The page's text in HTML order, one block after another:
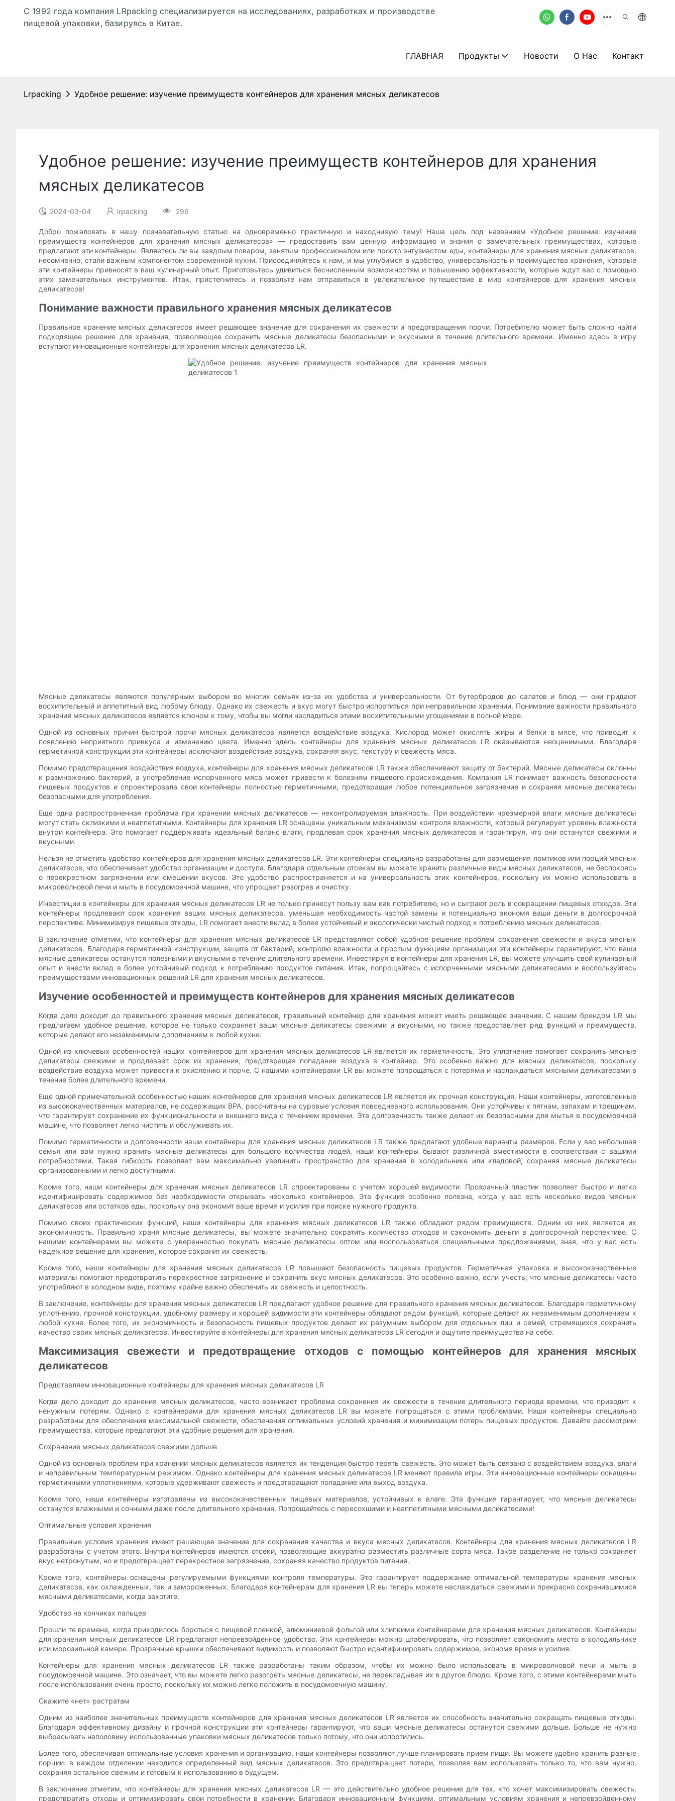
С 1992 года компания LRpacking специализируется на исследованиях, разработках и производстве
пищевой упаковки, базируясь в Китае.
ГЛАВНАЯ Продукты Новости О Нас Контакт
Lrpacking Удобное решение: изучение преимуществ контейнеров для хранения мясных деликатесов
Удобное решение: изучение преимуществ контейнеров для хранения
мясных деликатесов
2024-03-04 lrpacking 296
Добро пожаловать в нашу познавательную статью на одновременно практичную и находчивую тему! Наша цель под названием «Удобное решение: изучение
преимуществ контейнеров для хранения мясных деликатесов» — предоставить вам ценную информацию и знания о замечательных преимуществах, которые
предлагают эти контейнеры. Являетесь ли вы заядлым поваром, занятым профессионалом или просто энтузиастом еды, контейнеры для хранения мясных деликатесов,
несомненно, стали важным компонентом современной кухни. Присоединяйтесь к нам, и мы углубимся в удобство, универсальность и преимущества хранения, которые
эти контейнеры привносят в ваш кулинарный опыт. Приготовьтесь удивиться бесчисленным возможностям и повышению эффективности, которые ждут вас с помощью
этих замечательных инструментов. Итак, пристегнитесь и позвольте нам отправиться в увлекательное путешествие в мир контейнеров для хранения мясных
деликатесов!
Понимание важности правильного хранения мясных деликатесов
Правильное хранение мясных деликатесов имеет решающее значение для сохранения их свежести и предотвращения порчи. Потребителю может быть сложно найти
подходящее решение для хранения, позволяющее сохранить мясные деликатесы безопасными и вкусными в течение длительного времени. Именно здесь в игру
вступают инновационные контейнеры для хранения мясных деликатесов LR.
Мясные деликатесы являются популярным выбором во многих семьях из-за их удобства и универсальности. От бутербродов до салатов и блюд — они придают
восхитительный и аппетитный вид любому блюду. Однако их свежесть и вкус могут быстро испортиться при неправильном хранении. Понимание важности правильного
хранения мясных деликатесов является ключом к тому, чтобы вы могли насладиться этими восхитительными угощениями в полной мере.
Одной из основных причин быстрой порчи мясных деликатесов является воздействие воздуха. Кислород может окислять жиры и белки в мясе, что приводит к
появлению неприятного привкуса и изменению цвета. Именно здесь контейнеры для хранения мясных деликатесов LR оказываются неоценимыми. Благодаря
герметичной конструкции эти контейнеры исключают воздействие воздуха, сохраняя вкус, текстуру и свежесть мяса.
Помимо предотвращения воздействия воздуха, контейнеры для хранения мясных деликатесов LR также обеспечивают защиту от бактерий. Мясные деликатесы склонны
к размножению бактерий, а употребление испорченного мяса может привести к болезням пищевого происхождения. Компания LR понимает важность безопасности
пищевых продуктов и спроектировала свои контейнеры полностью герметичными, предотвращая любое потенциальное загрязнение и сохраняя мясные деликатесы
безопасными для употребления.
Еще одна распространенная проблема при хранении мясных деликатесов — неконтролируемая влажность. При воздействии чрезмерной влаги мясные деликатесы
могут стать склизкими и неаппетитными. Контейнеры для хранения LR оснащены уникальным механизмом контроля влажности, который регулирует уровень влажности
внутри контейнера. Это помогает поддерживать идеальный баланс влаги, продлевая срок хранения мясных деликатесов и гарантируя, что они останутся свежими и
вкусными.
Нельзя не отметить удобство контейнеров для хранения мясных деликатесов LR. Эти контейнеры специально разработаны для размещения ломтиков или порций мясных
деликатесов, что обеспечивает удобство организации и доступа. Благодаря отдельным отсекам вы можете хранить различные виды мясных деликатесов, не беспокоясь
о перекрестном загрязнении или смешении вкусов. Это удобство распространяется и на универсальность этих контейнеров, поскольку их можно использовать в
микроволновой печи и мыть в посудомоечной машине, что упрощает разогрев и очистку.
Инвестиции в контейнеры для хранения мясных деликатесов LR не только принесут пользу вам как потребителю, но и сыграют роль в сокращении пищевых отходов. Эти
контейнеры продлевают срок хранения ваших мясных деликатесов, уменьшая необходимость частой замены и потенциально экономя ваши деньги в долгосрочной
перспективе. Минимизируя пищевые отходы, LR помогает внести вклад в более устойчивый и экологически чистый подход к потреблению мясных деликатесов.
В заключение отметим, что контейнеры для хранения мясных деликатесов LR представляют собой удобное решение проблем сохранения свежести и вкуса мясных
деликатесов. Благодаря герметичной конструкции, защите от бактерий, контролю влажности и простым функциям организации эти контейнеры гарантируют, что ваши
мясные деликатесы останутся полезными и вкусными в течение длительного времени. Инвестируя в контейнеры для хранения LR, вы можете улучшить свой кулинарный
опыт и внести вклад в более устойчивый подход к потреблению продуктов питания. Итак, попрощайтесь с испорченными мясными деликатесами и воспользуйтесь
преимуществами инновационных решений LR для хранения мясных деликатесов.
Изучение особенностей и преимуществ контейнеров для хранения мясных деликатесов
Когда дело доходит до правильного хранения мясных деликатесов, правильный контейнер для хранения может иметь решающее значение. С нашим брендом LR мы
предлагаем удобное решение, которое не только сохраняет ваши мясные деликатесы свежими и вкусными, но также предоставляет ряд функций и преимуществ,
которые делают его незаменимым дополнением к любой кухне.
Одной из ключевых особенностей наших контейнеров для хранения мясных деликатесов LR является их герметичность. Это уплотнение помогает сохранить мясные
деликатесы свежими и продлевает срок их хранения, предотвращая попадание воздуха в контейнер. Это особенно важно для мясных деликатесов, поскольку
воздействие воздуха может привести к окислению и порче. С нашими контейнерами LR вы можете попрощаться с потерями и наслаждаться мясными деликатесами в
течение более длительного времени.
Еще одной примечательной особенностью наших контейнеров для хранения мясных деликатесов LR является их прочная конструкция. Наши контейнеры, изготовленные
из высококачественных материалов, не содержащих BPA, рассчитаны на суровые условия повседневного использования. Они устойчивы к пятнам, запахам и трещинам,
что гарантирует сохранение их функциональности и внешнего вида с течением времени. Эта долговечность также делает их безопасными для мытья в посудомоечной
машине, что позволяет легко чистить и обслуживать их.
Помимо герметичности и долговечности наши контейнеры для хранения мясных деликатесов LR также предлагают удобные варианты размеров. Если у вас небольшая
семья или вам нужно хранить мясные деликатесы для большого количества людей, наши контейнеры бывают различной вместимости в соответствии с вашими
потребностями. Такая гибкость позволяет вам максимально увеличить пространство для хранения в холодильнике или кладовой, сохраняя мясные деликатесы
организованными и легко доступными.
Кроме того, наши контейнеры для хранения мясных деликатесов LR спроектированы с учетом хорошей видимости. Прозрачный пластик позволяет быстро и легко
идентифицировать содержимое без необходимости открывать несколько контейнеров. Эта функция особенно полезна, когда у вас есть несколько видов мясных
деликатесов или остатков еды, поскольку она экономит ваше время и усилия при поиске нужного продукта.
Помимо своих практических функций, наши контейнеры для хранения мясных деликатесов LR также обладают рядом преимуществ. Одним из них является их
экономичность. Правильно храня мясные деликатесы, вы можете значительно сократить количество отходов и сэкономить деньги в долгосрочной перспективе. С
нашими контейнерами вы можете с уверенностью покупать мясные деликатесы оптом или воспользоваться специальными предложениями, зная, что у вас есть
надежное решение для хранения, которое сохранит их свежесть.
Кроме того, наши контейнеры для хранения мясных деликатесов LR повышают безопасность пищевых продуктов. Герметичная упаковка и высококачественные
материалы помогают предотвратить перекрестное загрязнение и сохранить вкус мясных деликатесов. Это особенно важно, если учесть, что мясные деликатесы часто
употребляют в холодном виде, поэтому крайне важно обеспечить их свежесть и целостность.
В заключение, контейнеры для хранения мясных деликатесов LR предлагают удобное решение для правильного хранения мясных деликатесов. Благодаря герметичному
уплотнению, прочной конструкции, удобному размеру и хорошей видимости эти контейнеры обладают рядом функций, которые делают их незаменимым дополнением к
любой кухне. Более того, их экономичность и безопасность пищевых продуктов делают их разумным выбором для отдельных лиц и семей, стремящихся сохранить
качество своих мясных деликатесов. Инвестируйте в контейнеры для хранения мясных деликатесов LR сегодня и ощутите преимущества на себе.
Максимизация свежести и предотвращение отходов с помощью контейнеров для хранения мясных
деликатесов
Представляем инновационные контейнеры для хранения мясных деликатесов LR
Когда дело доходит до хранения мясных деликатесов, часто возникает проблема сохранения их свежести в течение длительного периода времени, что приводит к
ненужным потерям. Однако с контейнерами для хранения мясных деликатесов LR вы можете попрощаться с этими проблемами. Наши контейнеры специально
разработаны для обеспечения максимальной свежести, обеспечения оптимальных условий хранения и минимизации потерь пищевых продуктов. Давайте рассмотрим
преимущества, которые предлагают эти удобные решения для хранения.
Сохранение мясных деликатесов свежими дольше
Одной из основных проблем при хранении мясных деликатесов является их тенденция быстро терять свежесть. Это может быть связано с воздействием воздуха, влаги
и неправильным температурным режимом. Однако контейнеры для хранения мясных деликатесов LR меняют правила игры. Эти инновационные контейнеры оснащены
герметичными уплотнениями, которые удерживают свежесть и предотвращают попадание или выход воздуха.
Кроме того, наши контейнеры изготовлены из высококачественных пищевых материалов, устойчивых к влаге. Эта функция гарантирует, что мясные деликатесы
останутся влажными и сочными даже после длительного хранения. Попрощайтесь с пересохшими и неаппетитными мясными деликатесами!
Оптимальные условия хранения
Правильные условия хранения имеют решающее значение для сохранения качества и вкуса мясных деликатесов. Контейнеры для хранения мясных деликатесов LR
разработаны с учетом этого. Внутри контейнеров имеются отсеки, позволяющие аккуратно разместить различные сорта мяса. Такое разделение не только сохраняет
вкус нетронутым, но и предотвращает перекрестное загрязнение, сохраняя качество продуктов питания.
Кроме того, контейнеры оснащены регулируемыми функциями контроля температуры. Это гарантирует поддержание оптимальной температуры хранения мясных
деликатесов, как охлажденных, так и замороженных. Благодаря контейнерам для хранения LR вы теперь можете наслаждаться свежими и прекрасно сохранившимися
мясными деликатесами, когда захотите.
Удобство на кончиках пальцев
Прошли те времена, когда приходилось бороться с пищевой пленкой, алюминиевой фольгой или хлипкими контейнерами для хранения мясных деликатесов. Контейнеры
для хранения мясных деликатесов LR предлагают непревзойденное удобство. Эти контейнеры можно штабелировать, что позволяет сэкономить место в холодильнике
или морозильной камере. Прозрачные крышки обеспечивают видимость и позволяют быстро идентифицировать содержимое, экономя время и усилия.
Контейнеры для хранения мясных деликатесов LR также разработаны таким образом, чтобы их можно было использовать в микроволновой печи и мыть в
посудомоечной машине. Это означает, что вы можете легко разогреть мясные деликатесы, не перекладывая их в другое блюдо. Кроме того, с этими контейнерами мыть
после использования очень просто, поскольку их можно легко положить в посудомоечную машину.
Скажите «нет» растратам
Одним из наиболее значительных преимуществ контейнеров для хранения мясных деликатесов LR является их способность значительно сокращать пищевые отходы.
Благодаря эффективному дизайну и прочной конструкции эти контейнеры гарантируют, что ваши мясные деликатесы останутся свежими дольше. Больше не нужно
выбрасывать наполовину использованные упаковки мясных деликатесов только потому, что они испортились.
Более того, обеспечивая оптимальные условия хранения и организацию, наши контейнеры позволяют лучше планировать прием пищи. Вы можете удобно хранить разные
порции: в каждом отделении находится определенный вид мясных деликатесов. Это предотвращает потери, позволяя вам использовать только то, что вам нужно,
сохраняя остальное свежим и готовым к использованию в будущем.
В заключение отметим, что контейнеры для хранения мясных деликатесов LR — это действительно удобное решение для тех, кто хочет максимизировать свежесть,
предотвратить отходы и оптимизировать свои потребности в хранении. Благодаря инновационным функциям, оптимальным условиям хранения и непревзойденному